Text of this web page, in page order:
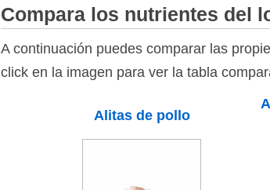
Compara los nutrientes del
A continuación puedes comparar las
click en la imagen para ver la tabla
Alitas de pollo